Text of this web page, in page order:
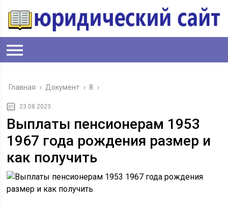
Главная › Документ › 8 ›
23.08.2023
Выплаты пенсионерам 1953
1967 года рождения размер и
как получить